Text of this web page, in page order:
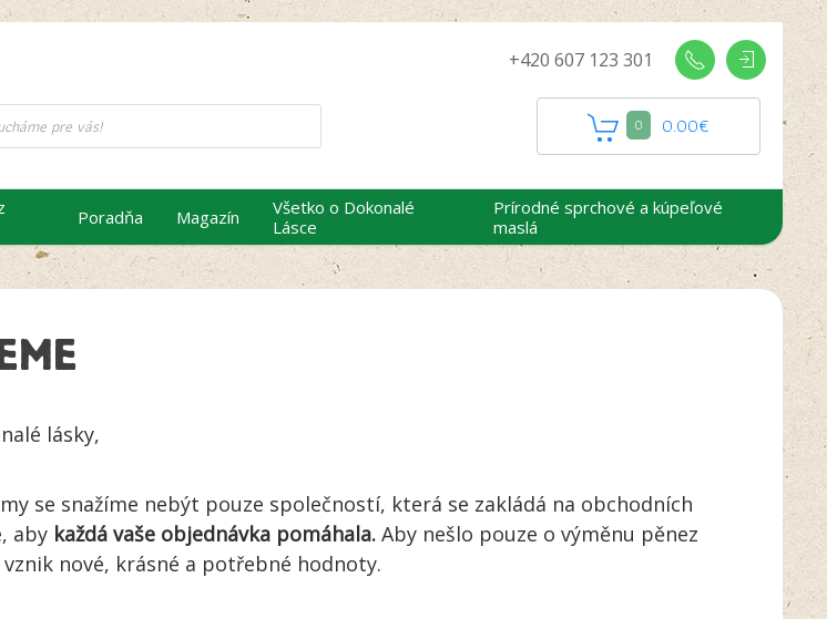
+420 607 123 301
0 0.00€
Poradňa Magazín
Všetko o Dokonalé
Lásce
Prírodné sprchové a kúpeľové
maslá
lásky,
se snažíme nebýt pouze společností, která se zakládá na obchodních
aby každá vaše objednávka pomáhala. Aby nešlo pouze o výměnu pěnez
nové, krásné a potřebné hodnoty.